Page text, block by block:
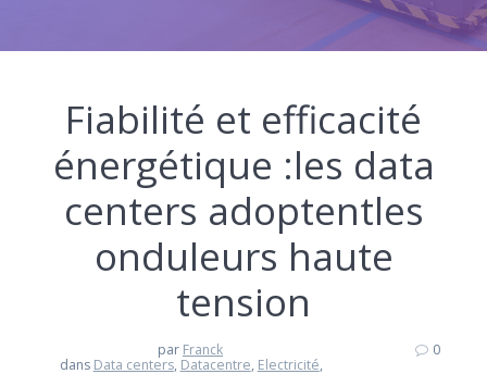
Fiabilité et efficacité
énergétique :les data
centers adoptentles
onduleurs haute
tension
par Franck
dans Data centers, Datacentre, Electricité,
0